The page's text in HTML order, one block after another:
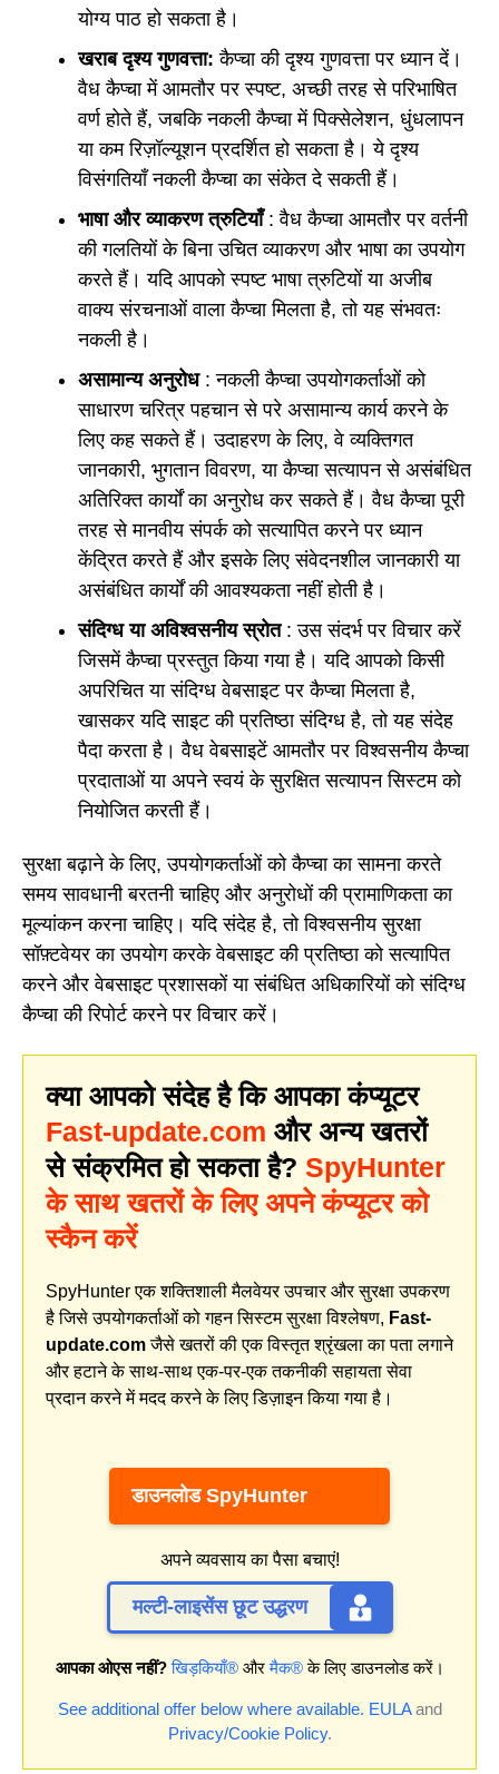
योग्य पाठ हो सकता है।
खराब दृश्य गुणवत्ता: कैप्चा की दृश्य गुणवत्ता पर ध्यान दें।
वैध कैप्चा में आमतौर पर स्पष्ट, अच्छी तरह से परिभाषित
वर्ण होते हैं, जबकि नकली कैप्चा में पिक्सेलेशन, धुंधलापन
या कम रिज़ॉल्यूशन प्रदर्शित हो सकता है। ये दृश्य
विसंगतियाँ नकली कैप्चा का संकेत दे सकती हैं।
भाषा और व्याकरण त्रुटियाँ: वैध कैप्चा आमतौर पर वर्तनी
की गलतियों के बिना उचित व्याकरण और भाषा का उपयोग
करते हैं। यदि आपको स्पष्ट भाषा त्रुटियों या अजीब
वाक्य संरचनाओं वाला कैप्चा मिलता है, तो यह संभवतः
नकली है।
असामान्य अनुरोध: नकली कैप्चा उपयोगकर्ताओं को
साधारण चरित्र पहचान से परे असामान्य कार्य करने के
लिए कह सकते हैं। उदाहरण के लिए, वे व्यक्तिगत
जानकारी, भुगतान विवरण, या कैप्चा सत्यापन से असंबंधित
अतिरिक्त कार्यों का अनुरोध कर सकते हैं। वैध कैप्चा पूरी
तरह से मानवीय संपर्क को सत्यापित करने पर ध्यान
केंद्रित करते हैं और इसके लिए संवेदनशील जानकारी या
असंबंधित कार्यों की आवश्यकता नहीं होती है।
संदिग्ध या अविश्वसनीय स्रोत: उस संदर्भ पर विचार करें
जिसमें कैप्चा प्रस्तुत किया गया है। यदि आपको किसी
अपरिचित या संदिग्ध वेबसाइट पर कैप्चा मिलता है,
खासकर यदि साइट की प्रतिष्ठा संदिग्ध है, तो यह संदेह
पैदा करता है। वैध वेबसाइटें आमतौर पर विश्वसनीय कैप्चा
प्रदाताओं या अपने स्वयं के सुरक्षित सत्यापन सिस्टम को
नियोजित करती हैं।
सुरक्षा बढ़ाने के लिए, उपयोगकर्ताओं को कैप्चा का सामना करते
समय सावधानी बरतनी चाहिए और अनुरोधों की प्रामाणिकता का
मूल्यांकन करना चाहिए। यदि संदेह है, तो विश्वसनीय सुरक्षा
सॉफ़्टवेयर का उपयोग करके वेबसाइट की प्रतिष्ठा को सत्यापित
करने और वेबसाइट प्रशासकों या संबंधित अधिकारियों को संदिग्ध
कैप्चा की रिपोर्ट करने पर विचार करें।
क्या आपको संदेह है कि आपका कंप्यूटर
Fast-update.com और अन्य खतरों
से संक्रमित हो सकता है? SpyHunter
के साथ खतरों के लिए अपने कंप्यूटर को
स्कैन करें
SpyHunter एक शक्तिशाली मैलवेयर उपचार और सुरक्षा उपकरण
है जिसे उपयोगकर्ताओं को गहन सिस्टम सुरक्षा विश्लेषण, Fast-
update.comजैसे खतरों की एक विस्तृत श्रृंखला का पता लगाने
और हटाने के साथ-साथ एक-पर-एक तकनीकी सहायता सेवा
प्रदान करने में मदद करने के लिए डिज़ाइन किया गया है।
डाउनलोड SpyHunter
अपने व्यवसाय का पैसा बचाएं!
मल्टी-लाइसेंस छूट उद्धरण
आपका ओएस नहीं? खिड़कियाँ®औरमैक®के लिए डाउनलोड करें।
See additional offer below where available. EULAand
Privacy/Cookie Policy.